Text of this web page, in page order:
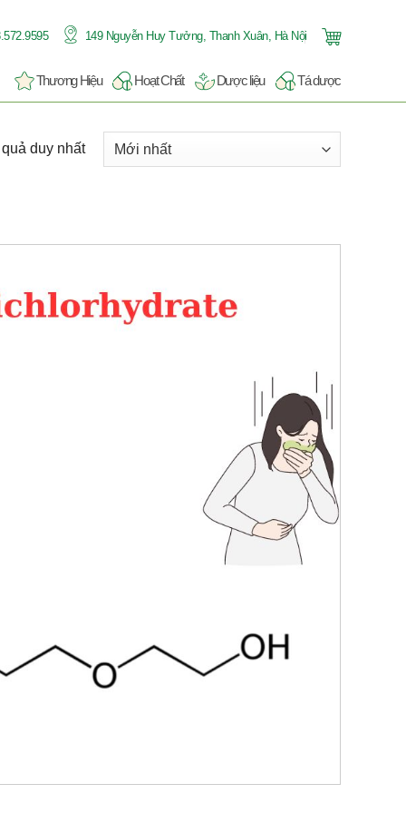
149 Nguyễn Huy Tưởng, Thanh Xuân, Hà Nội
Thương Hiệu Hoạt Chất Dược liệu Tá dược
duy nhất